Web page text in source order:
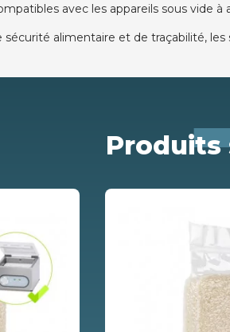
avec les appareils sous vide à
sécurité alimentaire et de traçabilité,
Produits